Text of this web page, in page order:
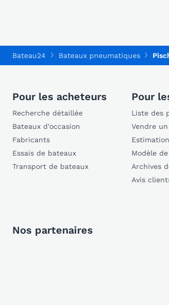
Bateau24 Bateaux pneumatiques
Pour les acheteurs
Recherche détaillée
Bateaux d'occasion
Fabricants
Essais de bateaux
Transport de bateaux
Pour
Liste des
Vendre
Modèle
Archives
Avis
Nos partenaires